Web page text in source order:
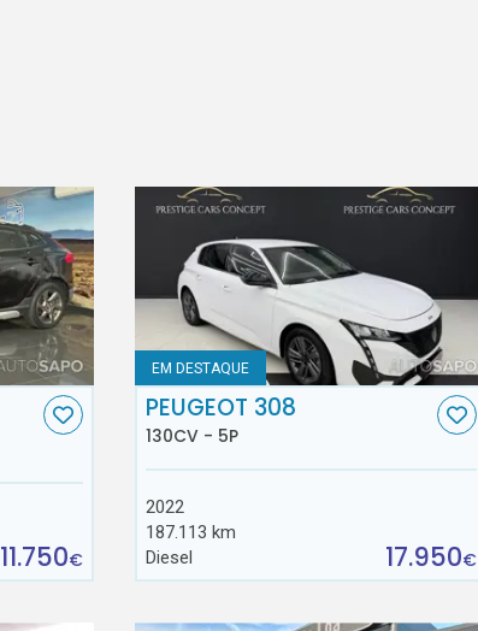
11.750€
EM DESTAQUE
PEUGEOT 308
130CV - 5P
2022
187.113 km
Diesel
17.950€